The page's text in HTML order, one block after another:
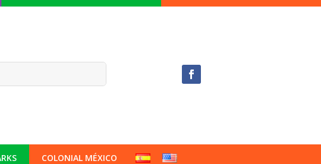
COLONIAL MÉXICO